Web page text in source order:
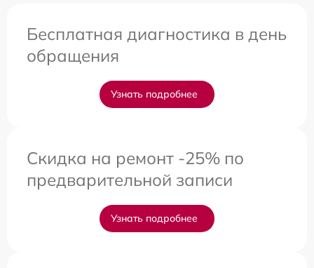
Бесплатная диагностика в день
обращения
Узнать подробнее
Скидка на ремонт -25% по
предварительной записи
Узнать подробнее